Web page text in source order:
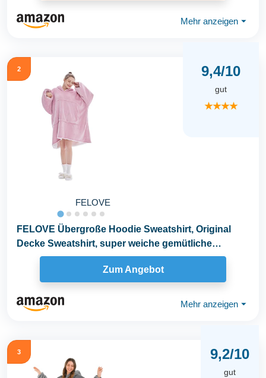
Mehr anzeigen ⏷
2
FELOVE
9,4/10
gut
★★★★
FELOVE Übergroße Hoodie Sweatshirt, Original
Decke Sweatshirt, super weiche gemütliche
warme...
Zum Angebot
Mehr anzeigen ⏷
3 9,2/10
gut